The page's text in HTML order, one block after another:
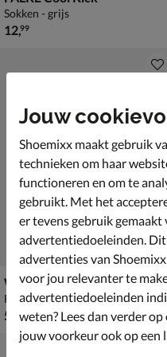
Sokken - grijs
€ 12,99
12,99
Warmbat Australia Classic
Pantoffels - grijs
€ 59,99
59 ,99
Jouw
Shoemixx maakt gebruik
technieken om haar
functioneren en om te
gebruikt. Met het
er tevens gebruik gemaakt
advertentiedoeleinden.
advertenties van
voor jou relevanter te
advertentiedoeleinden
weten? Lees dan verder op
jouw voorkeur ook op een